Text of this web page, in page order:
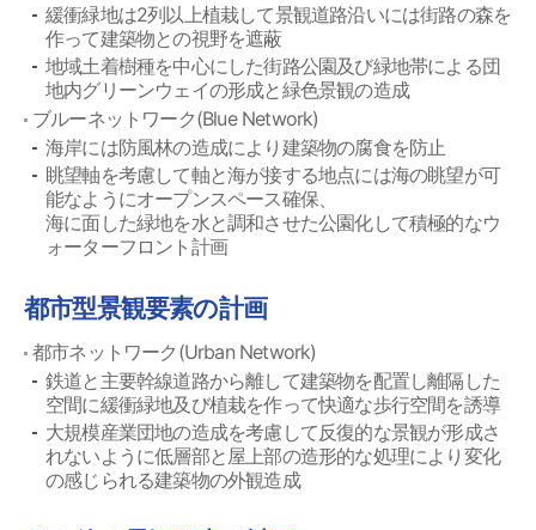
緩衝緑地は2列以上植栽して景観道路沿いには街路の森を
作って建築物との視野を遮蔽
地域土着樹種を中心にした街路公園及び緑地帯による団
地内グリーンウェイの形成と緑色景観の造成
ブルーネットワーク(Blue Network)
海岸には防風林の造成により建築物の腐食を防止
眺望軸を考慮して軸と海が接する地点には海の眺望が可
能なようにオープンスペース確保、
海に面した緑地を水と調和させた公園化して積極的なウ
ォーターフロント計画
都市型景観要素の計画
都市ネットワーク(Urban Network)
鉄道と主要幹線道路から離して建築物を配置し離隔した
空間に緩衝緑地及び植栽を作って快適な歩行空間を誘導
大規模産業団地の造成を考慮して反復的な景観が形成さ
れないように低層部と屋上部の造形的な処理により変化
の感じられる建築物の外観造成